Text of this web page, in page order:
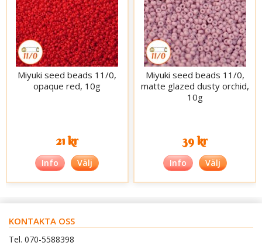
Miyuki seed beads 11/0,
opaque red, 10g
21 kr
Info Välj
Miyuki seed beads 11/0,
matte glazed dusty orchid,
10g
39 kr
Info Välj
KONTAKTA OSS
Tel. 070-5588398